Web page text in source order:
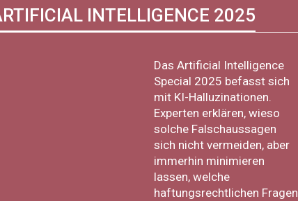
INTELLIGENCE 2025
Das Artificial Intelligence
Special 2025 befasst sich
mit KI-Halluzinationen.
Experten erklären, wieso
solche Falschaussagen
sich nicht vermeiden, aber
immerhin minimieren
lassen, welche
haftungsrechtlichen Fragen